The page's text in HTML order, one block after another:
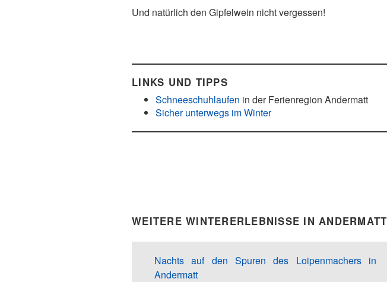
Und natürlich den Gipfelwein nicht vergessen!
LINKS UND TIPPS
Schneeschuhlaufen in der Ferienregion Andermatt
Sicher unterwegs im Winter
WEITERE WINTERERLEBNISSE IN ANDERMATT
Nachts auf den Spuren des Loipenmachers in
Andermatt